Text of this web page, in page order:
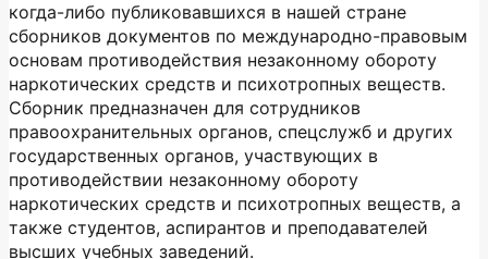
когда-либо публиковавшихся в нашей стране
сборников документов по международно-правовым
основам противодействия незаконному обороту
наркотических средств и психотропных веществ.
Сборник предназначен для сотрудников
правоохранительных органов, спецслужб и других
государственных органов, участвующих в
противодействии незаконному обороту
наркотических средств и психотропных веществ, а
также студентов, аспирантов и преподавателей
высших учебных заведений.